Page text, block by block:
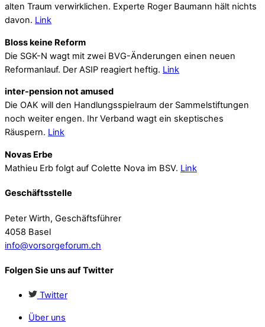
alten Traum verwirklichen. Experte Roger Baumann hält nichts
davon. Link
Bloss keine Reform
Die SGK-N wagt mit zwei BVG-Änderungen einen neuen
Reformanlauf. Der ASIP reagiert heftig. Link
inter-pension not amused
Die OAK will den Handlungsspielraum der Sammelstiftungen
noch weiter engen. Ihr Verband wagt ein skeptisches
Räuspern. Link
Novas Erbe
Mathieu Erb folgt auf Colette Nova im BSV. Link
Geschäftsstelle
Peter Wirth, Geschäftsführer
4058 Basel
info@vorsorgeforum.ch
Folgen Sie uns auf Twitter
Twitter
Über uns